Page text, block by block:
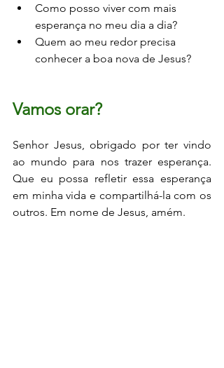
Como posso viver com mais
esperança no meu dia a dia?
Quem ao meu redor precisa
conhecer a boa nova de Jesus?
Vamos orar?
Senhor Jesus, obrigado por ter vindo
ao mundo para nos trazer esperança.
Que eu possa refletir essa esperança
em minha vida e compartilhá-la com os
outros. Em nome de Jesus, amém.